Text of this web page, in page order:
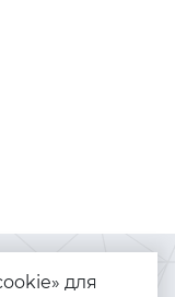
для